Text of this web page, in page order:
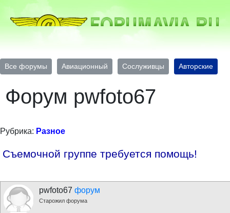
Все форумы Авиационный Сослуживцы Авторские
Форум pwfoto67
Рубрика: Разное
Съемочной группе требуется помощь!
pwfoto67 форум
Старожил форума